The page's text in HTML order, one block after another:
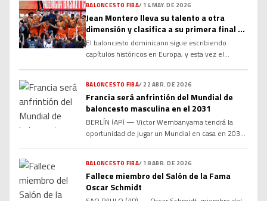
BALONCESTO FIBA/ 14 MAY. DE 2026
Jean Montero lleva su talento a otra
dimensión y clasifica a su primera final de
Euroliga
El baloncesto dominicano sigue escribiendo
capítulos históricos en Europa, y esta vez el
de la Euroliga y consiguió el boleto hacia la
primera gran final europea de su carrera
profesional, consolidándose como una de las
figuras emergentes más importantes […]
BALONCESTO FIBA/ 22 ABR. DE 2026
Francia será anfrintión del Mundial de
baloncesto masculina en el 2031
BERLÍN (AP) — Victor Wembanyama tendrá la
oportunidad de jugar un Mundial en casa en 2031 .
baloncesto masculino 2031, mientras que Japón
obtuvo el Mundial femenino de 2030. “Japón y
Francia son organizadores de élite de eventos de
BALONCESTO FIBA/ 18 ABR. DE 2026
Fallece miembro del Salón de la Fama
Oscar Schmidt